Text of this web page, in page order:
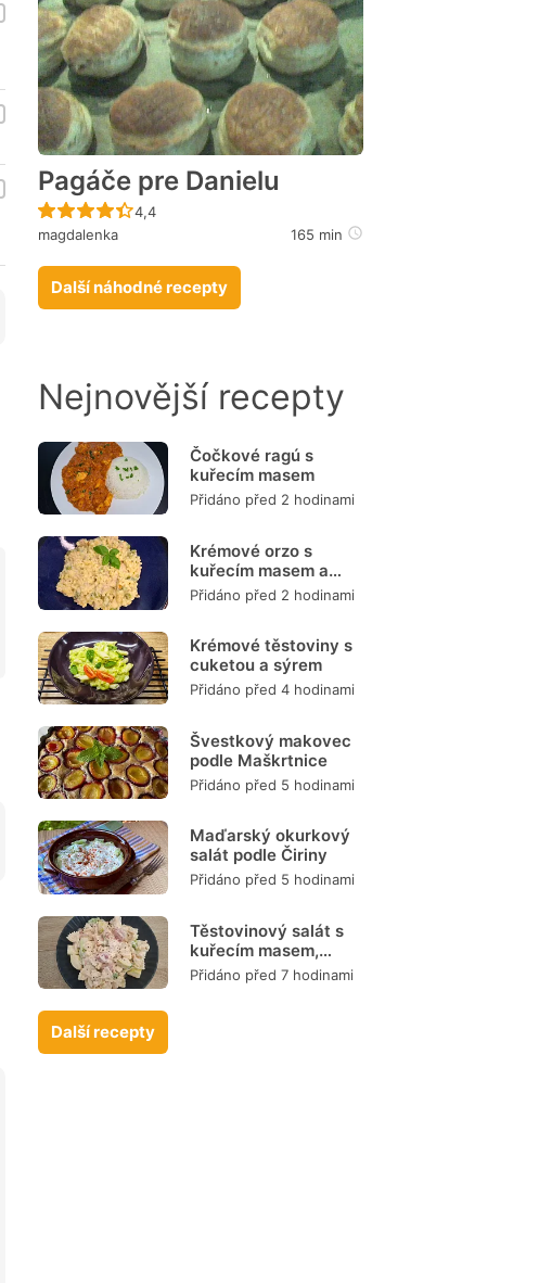
Pagáče pre Danielu
Recept ještě nebyl hodnocen
4,4
magdalenka
165 min
Další náhodné recepty
Nejnovější recepty
Čočkové ragú s
kuřecím masem
Přidáno před 2 hodinami
Krémové orzo s
kuřecím masem a
zeleninou
Přidáno před 2 hodinami
Krémové těstoviny s
cuketou a sýrem
Přidáno před 4 hodinami
Švestkový makovec
podle Maškrtnice
Přidáno před 5 hodinami
Maďarský okurkový
salát podle Čiriny
Přidáno před 5 hodinami
Těstovinový salát s
kuřecím masem,
zeleninou a
dresinkem
Přidáno před 7 hodinami
Další recepty